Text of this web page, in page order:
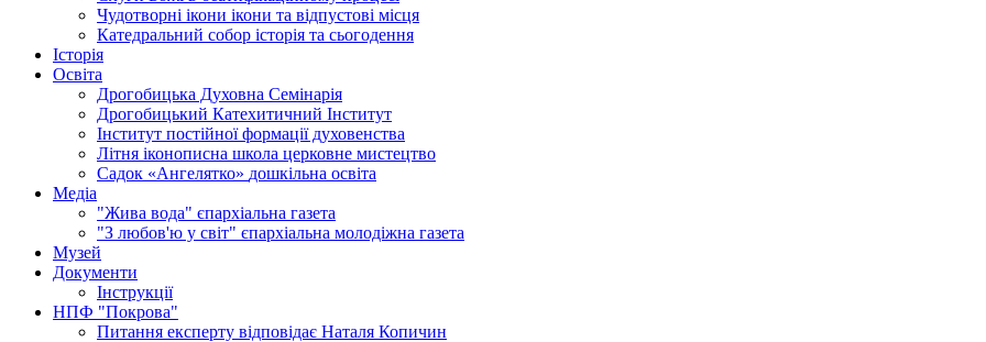
Чудотворні ікони ікони та відпустові місця
Катедральний собор історія та сьогодення
Історія
Освіта
Дрогобицька Духовна Семінарія
Дрогобицький Катехитичний Інститут
Інститут постійної формації духовенства
Літня іконописна школа церковне мистецтво
Садок «Ангелятко» дошкільна освіта
Медіа
"Жива вода" єпархіальна газета
"З любов'ю у світ" єпархіальна молодіжна газета
Музей
Документи
Інструкції
НПФ "Покрова"
Питання експерту відповідає Наталя Копичин